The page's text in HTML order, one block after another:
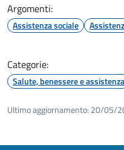
Argomenti:
Assistenza sociale
Categorie:
Salute, benessere e assistenza
Ultimo aggiornamento: 20/05/